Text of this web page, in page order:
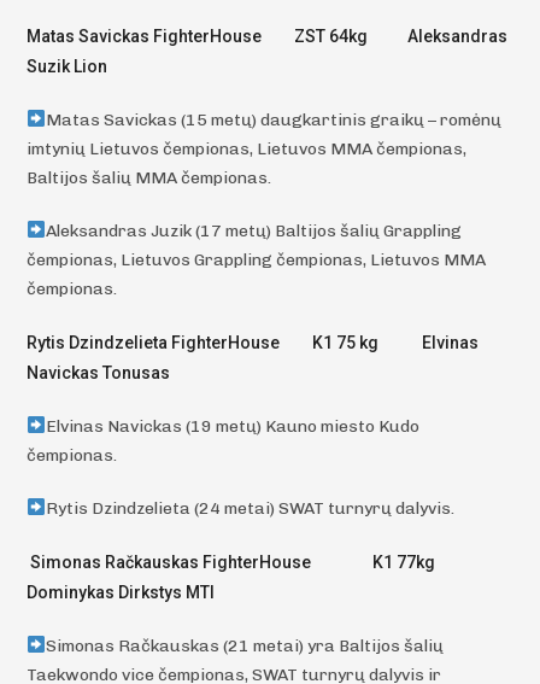
Matas Savickas FighterHouse ZST 64kg Aleksandras
Suzik Lion
Matas Savickas (15 metų) daugkartinis graikų – romėnų
imtynių Lietuvos čempionas, Lietuvos MMA čempionas,
Baltijos šalių MMA čempionas.
Aleksandras Juzik (17 metų) Baltijos šalių Grappling
čempionas, Lietuvos Grappling čempionas, Lietuvos MMA
čempionas.
Rytis Dzindzelieta FighterHouse K1 75 kg Elvinas
Navickas Tonusas
Elvinas Navickas (19 metų) Kauno miesto Kudo
čempionas.
Rytis Dzindzelieta (24 metai) SWAT turnyrų dalyvis.
Simonas Račkauskas FighterHouse K1 77kg
Dominykas Dirkstys MTI
Simonas Račkauskas (21 metai) yra Baltijos šalių
Taekwondo vice čempionas, SWAT turnyrų dalyvis ir